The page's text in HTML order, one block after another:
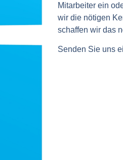
Mitarbeiter ein
wir die nötigen
schaffen wir das
Senden Sie uns